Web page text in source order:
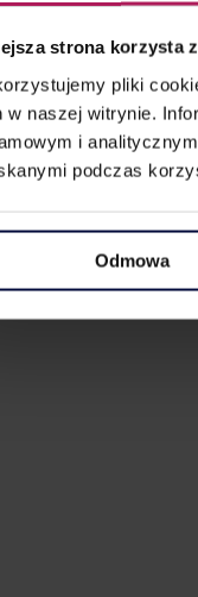
strona korzysta
pliki
w naszej witrynie.
i
podczas
Odmowa
niematerialne, w
istnieją, tylko są
transakcji, to
organy podatkowe” –
, menedżer, doradca
>>
rozwój firm